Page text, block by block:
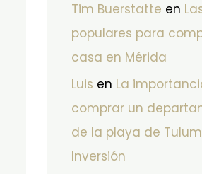
Tim Buerstatte en
populares para
casa en Mérida
Luis en La
comprar un
de la playa de
Inversión